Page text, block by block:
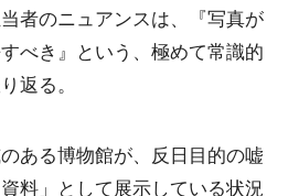
者のニュアンスは、『写真が
べき』という、極めて常識的
返る。
ある博物館が、反日目的の嘘
料」として展示している状況